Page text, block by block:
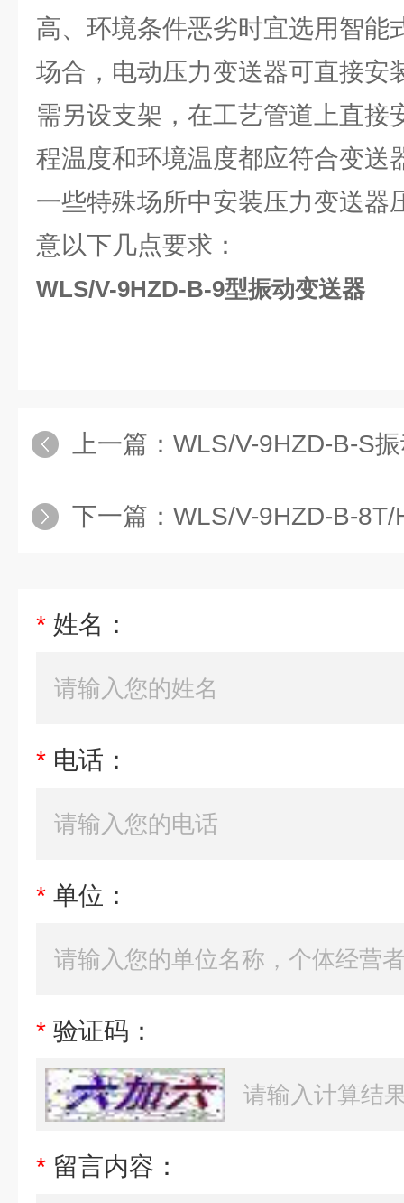
高、环境条件恶劣时宜选用智能
场合，电动压力变送器可直接安
需另设支架，在工艺管道上直接
程温度和环境温度都应符合变送
一些特殊场所中安装压力变送器
意以下几点要求：
WLS/V-9HZD-B-9型振动变送器
上一篇： WLS/V-9HZD-B-S
下一篇： WLS/V-9HZD-B-8T/
* 姓名：
* 电话：
* 单位：
* 验证码：
* 留言内容：